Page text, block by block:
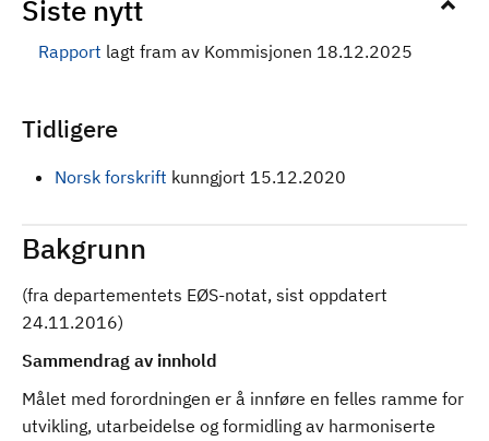
Siste nytt
Rapport lagt fram av Kommisjonen 18.12.2025
Tidligere
Norsk forskrift kunngjort 15.12.2020
Bakgrunn
(fra departementets EØS-notat, sist oppdatert
24.11.2016)
Sammendrag av innhold
Målet med forordningen er å innføre en felles ramme for
utvikling, utarbeidelse og formidling av harmoniserte